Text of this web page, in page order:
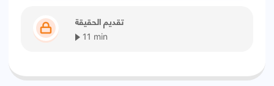
تقديم الحقيقة
11 min